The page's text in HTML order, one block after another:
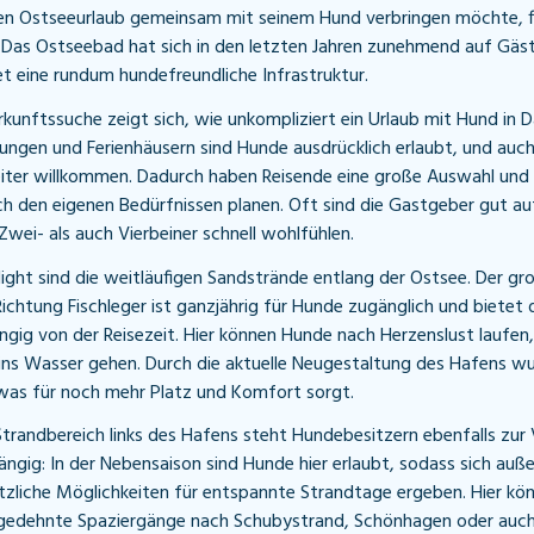
Ostseeurlaub gemeinsam mit seinem Hund verbringen möchte,
Ostseebad hat sich in den letzten Jahren zunehmend auf
eine rundum hundefreundliche Infrastruktur.
zeigt sich, wie unkompliziert ein Urlaub mit Hund in
und Ferienhäusern sind Hunde ausdrücklich erlaubt, und
willkommen. Dadurch haben Reisende eine große Auswahl
den eigenen Bedürfnissen planen. Oft sind die Gastgeber gut
als auch Vierbeiner schnell wohlfühlen.
sind die weitläufigen Sandstrände entlang der Ostsee. Der
Fischleger ist ganzjährig für Hunde zugänglich und bietet
von der Reisezeit. Hier können Hunde nach Herzenslust
Wasser gehen. Durch die aktuelle Neugestaltung des Hafens
für noch mehr Platz und Komfort sorgt.
links des Hafens steht Hundebesitzern ebenfalls
In der Nebensaison sind Hunde hier erlaubt, sodass sich
Möglichkeiten für entspannte Strandtage ergeben. Hier
Spaziergänge nach Schubystrand, Schönhagen oder